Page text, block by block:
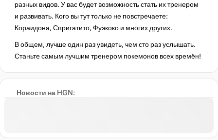
Новости на HGN:
разных видов. У вас будет возможность стать их тренером
и развивать. Кого вы тут только не повстречаете:
Кораидона, Спригатито, Фуэкоко и многих других.
В общем, лучше один раз увидеть, чем сто раз услышать.
Станьте самым лучшим тренером покемонов всех времён!